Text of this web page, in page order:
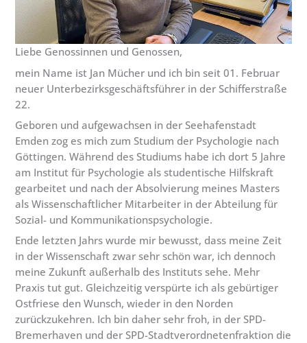
Liebe Genossinnen und Genossen,
mein Name ist Jan Mücher und ich bin seit 01. Februar
neuer Unterbezirksgeschäftsführer in der Schifferstraße
22.
Geboren und aufgewachsen in der Seehafenstadt
Emden zog es mich zum Studium der Psychologie nach
Göttingen. Während des Studiums habe ich dort 5 Jahre
am Institut für Psychologie als studentische Hilfskraft
gearbeitet und nach der Absolvierung meines Masters
als Wissenschaftlicher Mitarbeiter in der Abteilung für
Sozial- und Kommunikationspsychologie.
Ende letzten Jahrs wurde mir bewusst, dass meine Zeit
in der Wissenschaft zwar sehr schön war, ich dennoch
meine Zukunft außerhalb des Instituts sehe. Mehr
Praxis tut gut. Gleichzeitig verspürte ich als gebürtiger
Ostfriese den Wunsch, wieder in den Norden
zurückzukehren. Ich bin daher sehr froh, in der SPD-
Bremerhaven und der SPD-Stadtverordnetenfraktion die